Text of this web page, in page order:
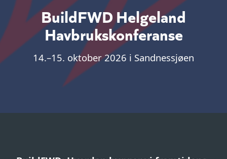
BuildFWD Helgeland
Havbrukskonferanse
14.–15. oktober 2026 i Sandnessjøen